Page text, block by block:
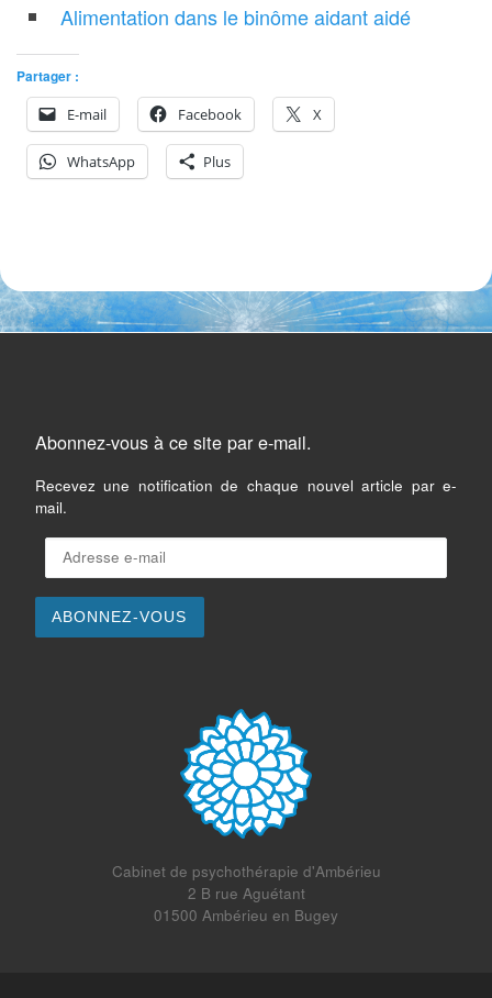
Alimentation dans le binôme aidant aidé
Partager :
E-mail
Facebook X
WhatsApp Plus
Abonnez-vous à ce site par e-mail.
Recevez une notification de chaque nouvel article par e-
mail.
ABONNEZ-VOUS
Cabinet de psychothérapie d'Ambérieu
2 B rue Aguétant
01500 Ambérieu en Bugey